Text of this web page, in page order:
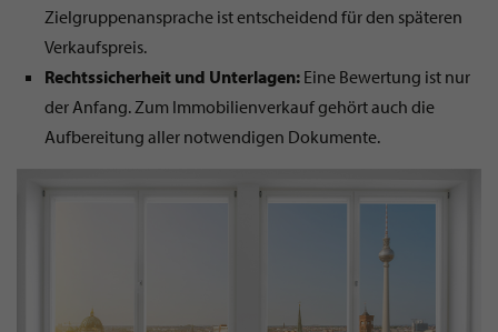
Zielgruppenansprache ist entscheidend für den späteren
Verkaufspreis.
Rechtssicherheit und Unterlagen: Eine Bewertung ist nur
der Anfang. Zum Immobilienverkauf gehört auch die
Aufbereitung aller notwendigen Dokumente.